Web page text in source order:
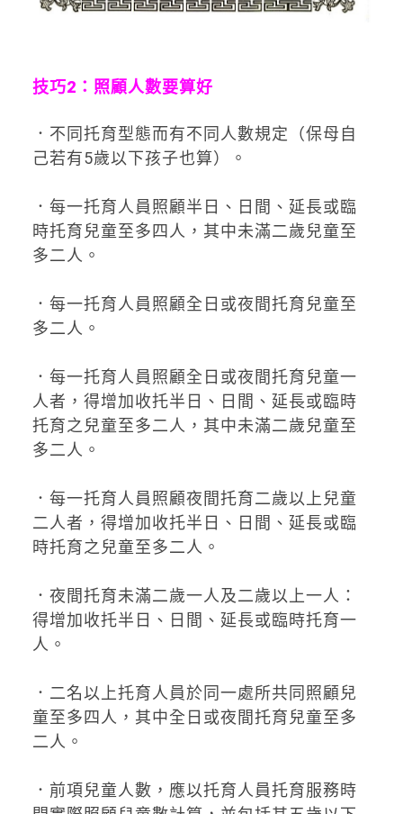
技巧2：照顧人數要算好
．不同托育型態而有不同人數規定（保母自
己若有5歲以下孩子也算）。
．每一托育人員照顧半日、日間、延長或臨
時托育兒童至多四人，其中未滿二歲兒童至
多二人。
．每一托育人員照顧全日或夜間托育兒童至
多二人。
．每一托育人員照顧全日或夜間托育兒童一
人者，得增加收托半日、日間、延長或臨時
托育之兒童至多二人，其中未滿二歲兒童至
多二人。
．每一托育人員照顧夜間托育二歲以上兒童
二人者，得增加收托半日、日間、延長或臨
時托育之兒童至多二人。
．夜間托育未滿二歲一人及二歲以上一人：
得增加收托半日、日間、延長或臨時托育一
人。
．二名以上托育人員於同一處所共同照顧兒
童至多四人，其中全日或夜間托育兒童至多
二人。
．前項兒童人數，應以托育人員托育服務時